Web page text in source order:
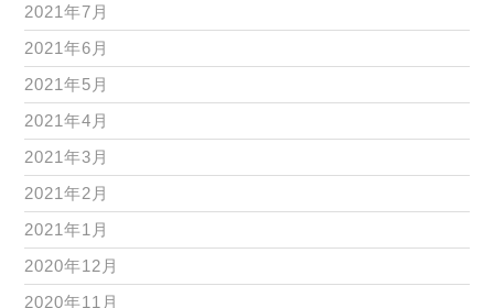
2021年7月
2021年6月
2021年5月
2021年4月
2021年3月
2021年2月
2021年1月
2020年12月
2020年11月